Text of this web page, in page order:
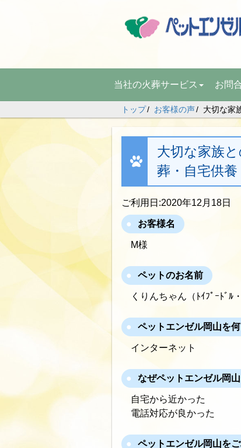
当社の火葬サービス お問
トップ お客様の声 大切な家
大切な家族
葬・自宅供養
ご利用日:2020年12月18日
お客様名
M様
ペットのお名前
くりんちゃん（ﾄｲﾌﾟｰﾄﾞﾙ
ペットエンゼル岡山を
インターネット
なぜペットエンゼル岡
自宅から近かった
電話対応が良かった
ペットエンゼル岡山を